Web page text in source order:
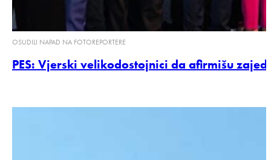
OSUDILI NAPAD NA FOTOREPORTERE
PES: Vjerski velikodostojnici da afirmišu